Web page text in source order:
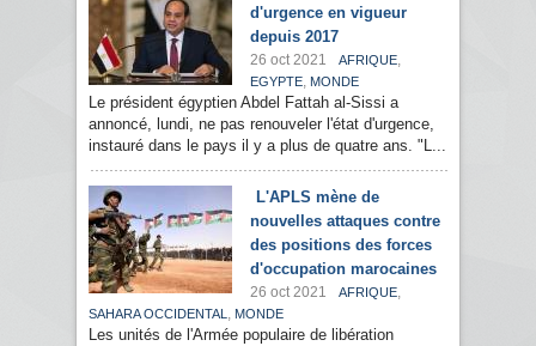
d'urgence en vigueur
depuis 2017
26 oct 2021 AFRIQUE,
EGYPTE, MONDE
Le président égyptien Abdel Fattah al-Sissi a
annoncé, lundi, ne pas renouveler l'état d'urgence,
instauré dans le pays il y a plus de quatre ans. "L...
L'APLS mène de
nouvelles attaques contre
des positions des forces
d'occupation marocaines
26 oct 2021 AFRIQUE,
SAHARA OCCIDENTAL , MONDE
Les unités de l'Armée populaire de libération